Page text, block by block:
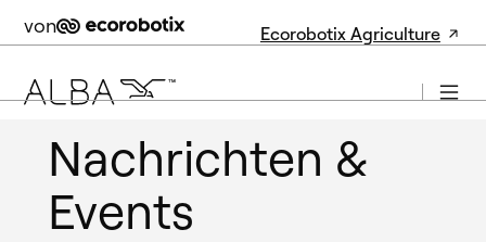
von Ecorobotix Agriculture
Nachrichten &
Events